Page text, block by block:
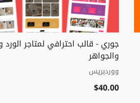
جوري - قالب احترافي لمتاجر الورد
والجواهر
ووردبريس
$40.00